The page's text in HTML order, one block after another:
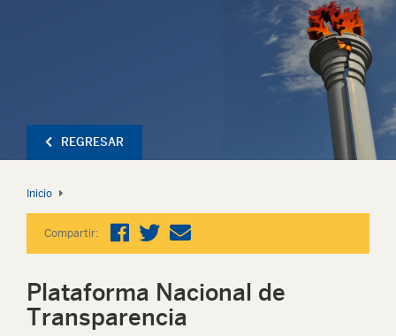
REGRESAR
Inicio
Compartir:
Plataforma Nacional de
Transparencia